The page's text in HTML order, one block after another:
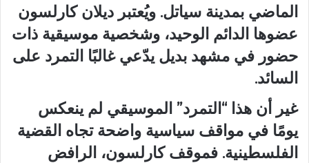
الماضي بمدينة سياتل. ويُعتبر ديلان كارلسون
عضوها الدائم الوحيد، وشخصية موسيقية ذات
حضور في مشهد بديل يدّعي غالبًا التمرد على
السائد.
غير أن هذا “التمرد” الموسيقي لم ينعكس
يومًا في مواقف سياسية واضحة تجاه القضية
الفلسطينية. فموقف كارلسون، الرافض